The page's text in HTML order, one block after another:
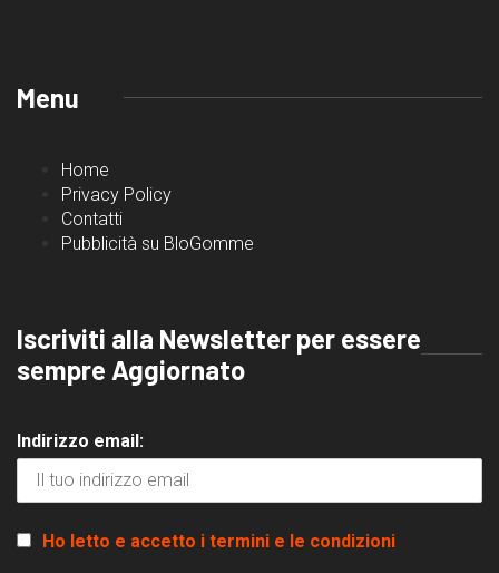
Menu
Home
Privacy Policy
Contatti
Pubblicità su BloGomme
Iscriviti alla Newsletter per essere
sempre Aggiornato
Indirizzo email:
Ho letto e accetto i termini e le condizioni